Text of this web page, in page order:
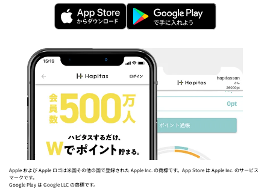
Apple および Apple ロゴは米国その他の国で登録された Apple Inc. の商標です。App Store は Apple Inc. のサービス
マークです。
Google Play は Google LLC の商標です。